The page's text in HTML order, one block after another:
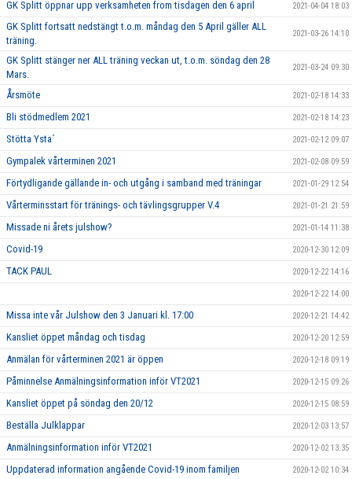
GK Splitt öppnar upp verksamheten from tisdagen den 6 april 2021-04-04 18:03
GK Splitt fortsatt nedstängt t.o.m. måndag den 5 April gäller ALL
träning.
2021-03-26 14:10
GK Splitt stänger ner ALL träning veckan ut, t.o.m. söndag den 28
Mars.
2021-03-24 09:30
Årsmöte 2021-02-18 14:33
Bli stödmedlem 2021 2021-02-18 14:23
Stötta Ysta´ 2021-02-12 09:07
Gympalek vårterminen 2021 2021-02-08 09:59
Förtydligande gällande in- och utgång i samband med träningar 2021-01-29 12:54
Vårterminsstart för tränings- och tävlingsgrupper V.4 2021-01-21 21:59
Missade ni årets julshow? 2021-01-14 11:38
Covid-19 2020-12-30 12:09
TACK PAUL 2020-12-22 14:16
2020-12-22 14:00
Missa inte vår Julshow den 3 Januari kl. 17:00 2020-12-21 14:42
Kansliet öppet måndag och tisdag 2020-12-20 12:59
Anmälan för vårterminen 2021 är öppen 2020-12-18 09:19
Påminnelse Anmälningsinformation inför VT2021 2020-12-15 09:26
Kansliet öppet på söndag den 20/12 2020-12-15 08:59
Beställa Julklappar 2020-12-03 13:57
Anmälningsinformation inför VT2021 2020-12-02 13:35
Uppdaterad information angående Covid-19 inom familjen 2020-12-02 10:34